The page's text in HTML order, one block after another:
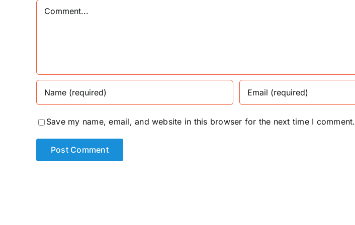
Comment
Save my name, email, and website in this browser for the next time I comment.